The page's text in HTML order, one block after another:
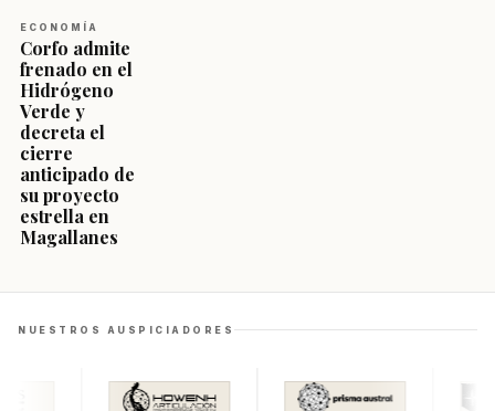
ECONOMÍA
Corfo admite
frenado en el
Hidrógeno
Verde y
decreta el
cierre
anticipado de
su proyecto
estrella en
Magallanes
NUESTROS AUSPICIADORES